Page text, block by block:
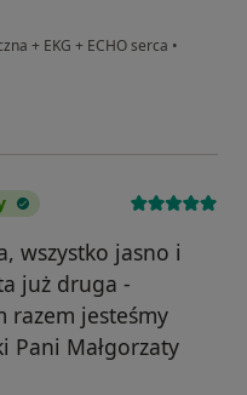
+ EKG + ECHO serca •
wszystko jasno i
już druga -
razem jesteśmy
Pani Małgorzaty